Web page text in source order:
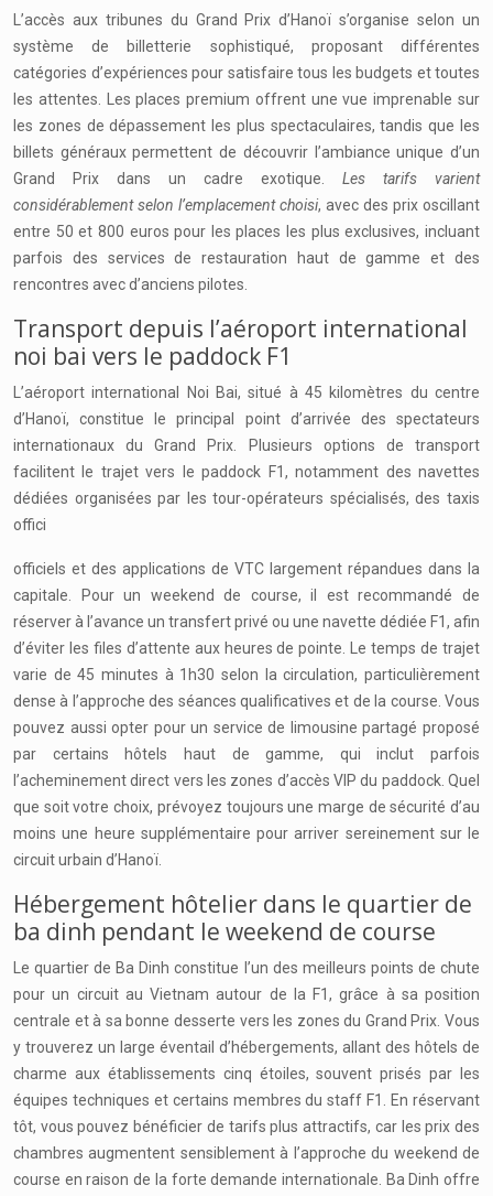
L’accès aux tribunes du Grand Prix d’Hanoï s’organise selon un
système de billetterie sophistiqué, proposant différentes
catégories d’expériences pour satisfaire tous les budgets et toutes
les attentes. Les places premium offrent une vue imprenable sur
les zones de dépassement les plus spectaculaires, tandis que les
billets généraux permettent de découvrir l’ambiance unique d’un
Grand Prix dans un cadre exotique. Les tarifs varient
considérablement selon l’emplacement choisi, avec des prix oscillant
entre 50 et 800 euros pour les places les plus exclusives, incluant
parfois des services de restauration haut de gamme et des
rencontres avec d’anciens pilotes.
Transport depuis l’aéroport international
noi bai vers le paddock F1
L’aéroport international Noi Bai, situé à 45 kilomètres du centre
d’Hanoï, constitue le principal point d’arrivée des spectateurs
internationaux du Grand Prix. Plusieurs options de transport
facilitent le trajet vers le paddock F1, notamment des navettes
dédiées organisées par les tour-opérateurs spécialisés, des taxis
offici
officiels et des applications de VTC largement répandues dans la
capitale. Pour un weekend de course, il est recommandé de
réserver à l’avance un transfert privé ou une navette dédiée F1, afin
d’éviter les files d’attente aux heures de pointe. Le temps de trajet
varie de 45 minutes à 1h30 selon la circulation, particulièrement
dense à l’approche des séances qualificatives et de la course. Vous
pouvez aussi opter pour un service de limousine partagé proposé
par certains hôtels haut de gamme, qui inclut parfois
l’acheminement direct vers les zones d’accès VIP du paddock. Quel
que soit votre choix, prévoyez toujours une marge de sécurité d’au
moins une heure supplémentaire pour arriver sereinement sur le
circuit urbain d’Hanoï.
Hébergement hôtelier dans le quartier de
ba dinh pendant le weekend de course
Le quartier de Ba Dinh constitue l’un des meilleurs points de chute
pour un circuit au Vietnam autour de la F1, grâce à sa position
centrale et à sa bonne desserte vers les zones du Grand Prix. Vous
y trouverez un large éventail d’hébergements, allant des hôtels de
charme aux établissements cinq étoiles, souvent prisés par les
équipes techniques et certains membres du staff F1. En réservant
tôt, vous pouvez bénéficier de tarifs plus attractifs, car les prix des
chambres augmentent sensiblement à l’approche du weekend de
course en raison de la forte demande internationale. Ba Dinh offre